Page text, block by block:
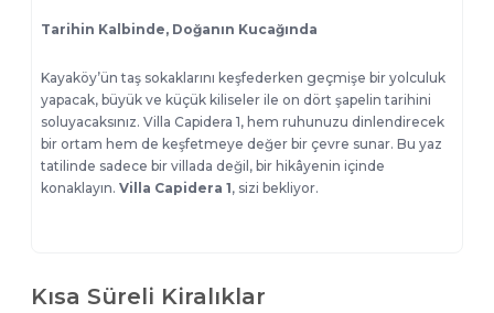
Tarihin Kalbinde, Doğanın Kucağında
Kayaköy’ün taş sokaklarını keşfederken geçmişe bir yolculuk
yapacak, büyük ve küçük kiliseler ile on dört şapelin tarihini
soluyacaksınız. Villa Capidera 1, hem ruhunuzu dinlendirecek
bir ortam hem de keşfetmeye değer bir çevre sunar. Bu yaz
tatilinde sadece bir villada değil, bir hikâyenin içinde
konaklayın. Villa Capidera 1, sizi bekliyor.
Kısa Süreli Kiralıklar